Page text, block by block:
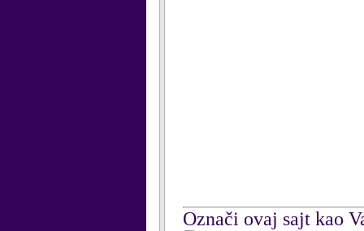
Označi ovaj sajt kao